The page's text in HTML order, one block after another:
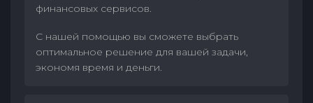
финансовых сервисов.
С нашей помощью вы сможете выбрать
оптимальное решение для вашей задачи,
экономя время и деньги.